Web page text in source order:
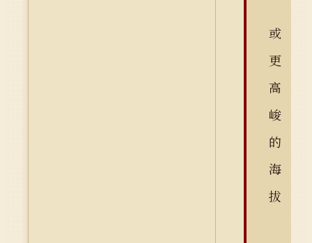
或
更
高
峻
的
海
拔